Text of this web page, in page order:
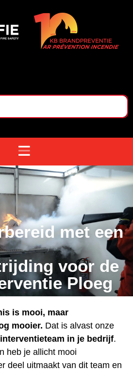
met een
voor de
Ploeg
is mooi, maar
mooier. Dat is alvast onze
in je bedrijf.
heb je allicht mooi
deel uitmaakt van dit team en